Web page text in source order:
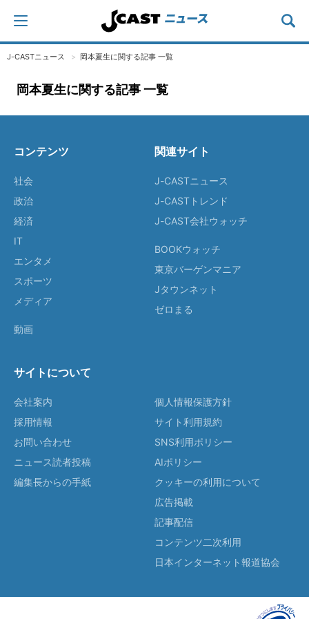
J-CASTニュース 岡本夏生に関する記事 一覧
岡本夏生に関する記事 一覧
コンテンツ
社会
政治
経済
IT
エンタメ
スポーツ
メディア
動画
関連サイト
J-CASTニュース
J-CASTトレンド
J-CAST会社ウォッチ
BOOKウォッチ
東京バーゲンマニア
Jタウンネット
ゼロまる
サイトについて
会社案内
採用情報
お問い合わせ
ニュース読者投稿
編集長からの手紙
個人情報保護方針
サイト利用規約
SNS利用ポリシー
AIポリシー
クッキーの利用について
広告掲載
記事配信
コンテンツ二次利用
日本インターネット報道協会